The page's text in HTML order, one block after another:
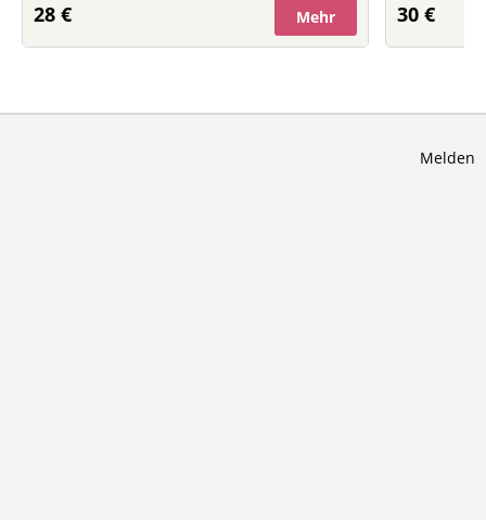
28 € Mehr 30 €
Melden